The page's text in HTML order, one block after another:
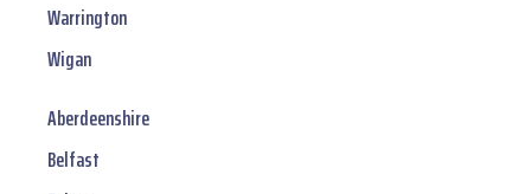
Warrington
Wigan
Aberdeenshire
Belfast